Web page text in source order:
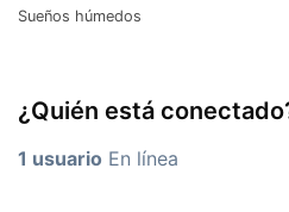
Sueños húmedos
¿Quién está
1 usuario En línea